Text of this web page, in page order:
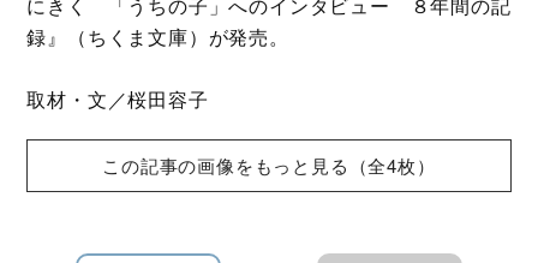
録』（ちくま文庫）が発売。
取材・文／桜田容子
この記事の画像をもっと見る（全4枚）